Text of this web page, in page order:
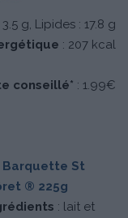
g, Lipides : 17.8 g
: 207 kcal
conseillé* : 1.99€
Barquette St
® 225g
: lait et